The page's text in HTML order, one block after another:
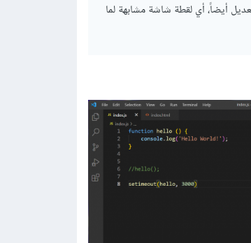
أيضاً، أي لقطة شاشة مشابهة لما